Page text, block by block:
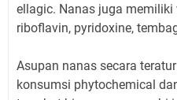
ellagic. Nanas juga
riboflavin, pyridoxine,
Asupan nanas secara
konsumsi phytochemical